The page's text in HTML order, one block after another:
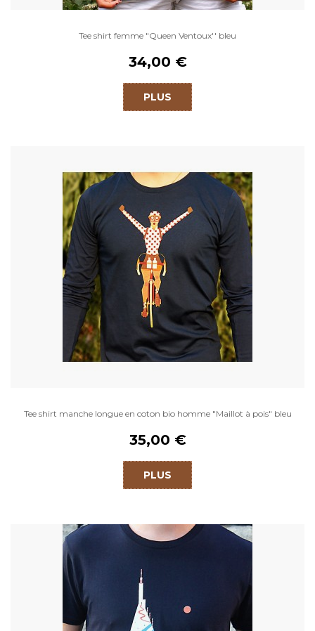
Tee shirt femme "Queen Ventoux'' bleu
34,00 €
PLUS
Tee shirt manche longue en coton bio homme "Maillot à pois" bleu
35,00 €
PLUS